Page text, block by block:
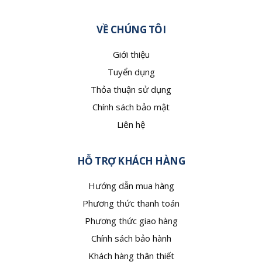
VỀ CHÚNG TÔI
Giới thiệu
Tuyển dụng
Thỏa thuận sử dụng
Chính sách bảo mật
Liên hệ
HỖ TRỢ KHÁCH HÀNG
Hướng dẫn mua hàng
Phương thức thanh toán
Phương thức giao hàng
Chính sách bảo hành
Khách hàng thân thiết